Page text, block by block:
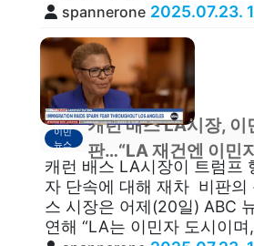
spannerone 2025.07.23.
이민
뉴스
캐런 배스 LA시장, 이
판…“LA 재건엔 이민
캐런 배스 LA시장이 트럼프
자 단속에 대해 재차 비판의
스 시장은 어제(20일) ABC
연해 “LA는 이민자 도시이